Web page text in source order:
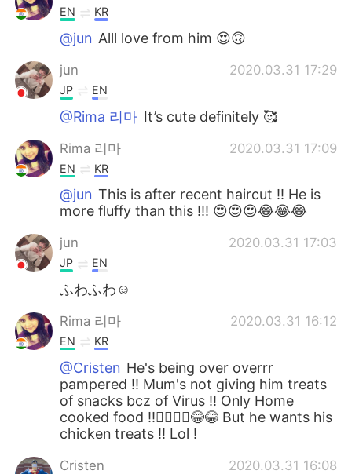
Italiano
EN KR
@jun Alll love from him 😍🙃
jun 2020.03.31 17:29
JP EN
@Rima 리마 It’s cute definitely 🥰
Rima 리마 2020.03.31 17:09
EN KR
@jun This is after recent haircut !! He is
more fluffy than this !!! 😍😍😍😂😂😂
jun 2020.03.31 17:03
JP EN
ふわふわ☺
Rima 리마 2020.03.31 16:12
EN KR
@Cristen He's being over overrr
pampered !! Mum's not giving him treats
of snacks bcz of Virus !! Only Home
cooked food !!🤦‍♀️🤦‍♀️😂😂 But he wants his
chicken treats !! Lol !
Cristen 2020.03.31 16:08